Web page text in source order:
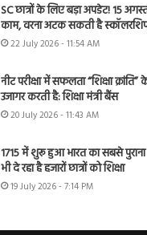
SC छात्रों के लिए बड़ा अपडेट! 15
काम, वरना अटक सकती है
22 July 2026 - 11:54 AM
नीट परीक्षा में सफलता “शिक्षा
उजागर करती है: शिक्षा मंत्री बैंस
20 July 2026 - 11:43 AM
1715 में शुरू हुआ भारत का सबसे
भी दे रहा है हजारों छात्रों को शिक्षा
19 July 2026 - 7:14 PM